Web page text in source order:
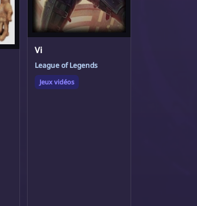
Vi
League of Legends
Jeux vidéos